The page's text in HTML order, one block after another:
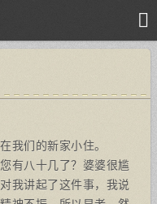
我们的新家小住。
有八十几了？婆婆很尴
我讲起了这件事，我说